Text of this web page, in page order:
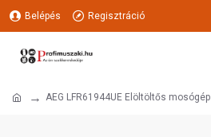
Belépés Regisztráció
AEG LFR61944UE Elöltöltős mosógép